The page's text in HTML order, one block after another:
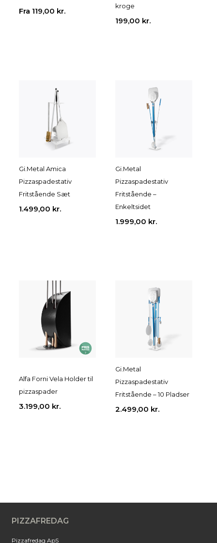
Fra 119,00 kr.
kroge
199,00 kr.
Gi.Metal Amica
Pizzaspadestativ
Fritstående Sæt
1.499,00 kr.
Gi.Metal
Pizzaspadestativ
Fritstående –
Enkeltsidet
1.999,00 kr.
Alfa Forni Vela Holder til
pizzaspader
3.199,00 kr.
Gi.Metal
Pizzaspadestativ
Fritstående – 10 Pladser
2.499,00 kr.
PIZZAFREDAG
Pizzafredag ApS